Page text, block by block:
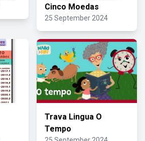
Cinco Moedas
25 September 2024
Trava Lingua O
Tempo